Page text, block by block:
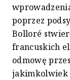
poprzez
Bolloré
francuskich
odmowę
jakimkolwiek